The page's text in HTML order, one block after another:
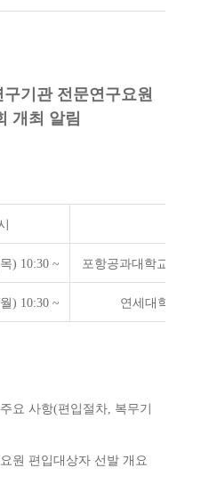
기관 전문연구요원
개최 알림
) 10:30 ~ 포항공과대학교 정
) 10:30 ~ 연세대학교
요 사항(편입절차, 복무기
원 편입대상자 선발 개요